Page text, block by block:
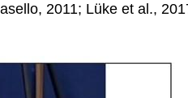
2011; Lüke et al.,